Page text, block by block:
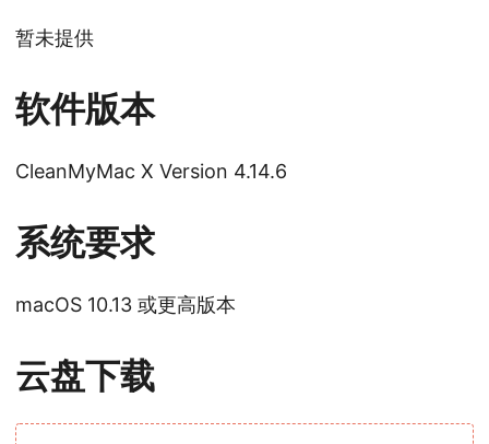
暂未提供
软件版本
CleanMyMac X Version 4.14.6
系统要求
macOS 10.13 或更高版本
云盘下载